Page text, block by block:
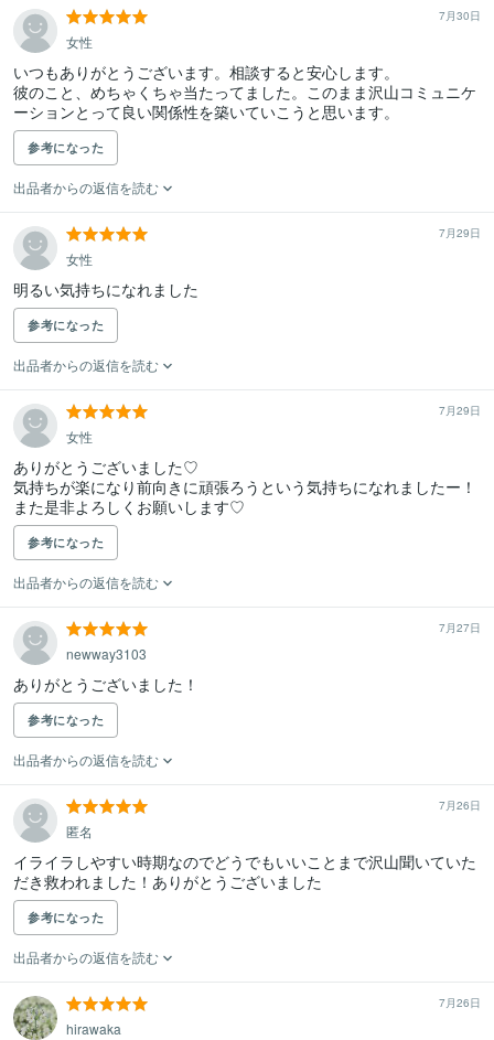
7月30日
女性
いつもありがとうございます。相談すると安心します。
彼のこと、めちゃくちゃ当たってました。このまま沢山コミュニケ
ーションとって良い関係性を築いていこうと思います。
参考になった
出品者からの返信を読む
7月29日
女性
明るい気持ちになれました
参考になった
出品者からの返信を読む
7月29日
女性
ありがとうございました♡
気持ちが楽になり前向きに頑張ろうという気持ちになれましたー！
また是非よろしくお願いします♡
参考になった
出品者からの返信を読む
7月27日
newway3103
ありがとうございました！
参考になった
出品者からの返信を読む
7月26日
匿名
イライラしやすい時期なのでどうでもいいことまで沢山聞いていた
だき救われました！ありがとうございました
参考になった
出品者からの返信を読む
7月26日
hirawaka